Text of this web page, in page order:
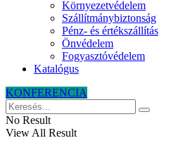
Környezetvédelem
Szállítmánybiztonság
Pénz- és értékszállítás
Önvédelem
Fogyasztóvédelem
Katalógus
KONFERENCIA
No Result
View All Result